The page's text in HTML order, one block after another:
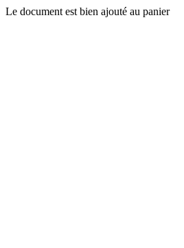
Le document est bien ajouté au panier